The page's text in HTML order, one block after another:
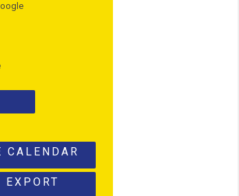
CALENDAR